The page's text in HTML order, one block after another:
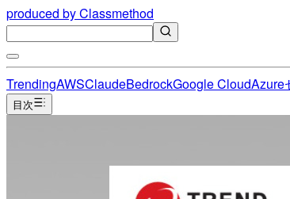
produced by Classmethod
TrendingAWSClaudeBedrockGoogle CloudAzure
目次